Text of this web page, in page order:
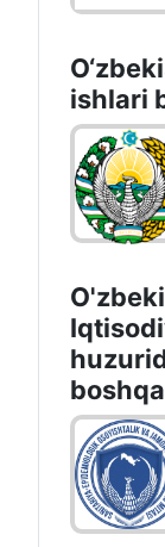
ishlаri